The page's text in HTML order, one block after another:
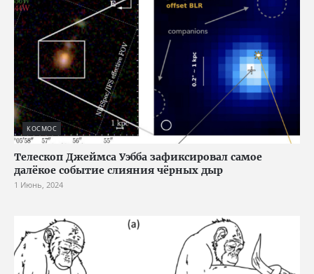
КОСМОС
Телескоп Джеймса Уэбба зафиксировал самое
далёкое событие слияния чёрных дыр
1 Июнь, 2024